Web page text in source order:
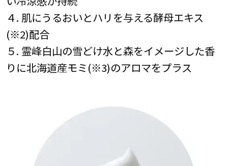
４. 肌にうるおいとハリを与える酵母エキス
(※2)配合
５. 霊峰白山の雪どけ水と森をイメージした香
りに北海道産モミ(※3)のアロマをプラス